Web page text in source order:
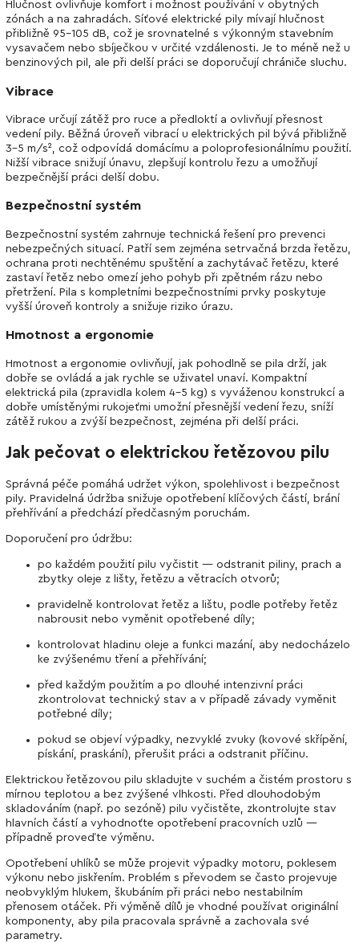
Hlučnost ovlivňuje komfort i možnost používání v obytných
zónách a na zahradách. Síťové elektrické pily mívají hlučnost
přibližně 95–105 dB, což je srovnatelné s výkonným stavebním
vysavačem nebo sbíječkou v určité vzdálenosti. Je to méně než u
benzinových pil, ale při delší práci se doporučují chrániče sluchu.
Vibrace
Vibrace určují zátěž pro ruce a předloktí a ovlivňují přesnost
vedení pily. Běžná úroveň vibrací u elektrických pil bývá přibližně
3–5 m/s², což odpovídá domácímu a poloprofesionálnímu použití.
Nižší vibrace snižují únavu, zlepšují kontrolu řezu a umožňují
bezpečnější práci delší dobu.
Bezpečnostní systém
Bezpečnostní systém zahrnuje technická řešení pro prevenci
nebezpečných situací. Patří sem zejména setrvačná brzda řetězu,
ochrana proti nechtěnému spuštění a zachytávač řetězu, které
zastaví řetěz nebo omezí jeho pohyb při zpětném rázu nebo
přetržení. Pila s kompletními bezpečnostními prvky poskytuje
vyšší úroveň kontroly a snižuje riziko úrazu.
Hmotnost a ergonomie
Hmotnost a ergonomie ovlivňují, jak pohodlně se pila drží, jak
dobře se ovládá a jak rychle se uživatel unaví. Kompaktní
elektrická pila (zpravidla kolem 4–5 kg) s vyváženou konstrukcí a
dobře umístěnými rukojeťmi umožní přesnější vedení řezu, sníží
zátěž rukou a zvýší bezpečnost, zejména při delší práci.
Jak pečovat o elektrickou řetězovou pilu
Správná péče pomáhá udržet výkon, spolehlivost i bezpečnost
pily. Pravidelná údržba snižuje opotřebení klíčových částí, brání
přehřívání a předchází předčasným poruchám.
Doporučení pro údržbu:
po každém použití pilu vyčistit — odstranit piliny, prach a
zbytky oleje z lišty, řetězu a větracích otvorů;
pravidelně kontrolovat řetěz a lištu, podle potřeby řetěz
nabrousit nebo vyměnit opotřebené díly;
kontrolovat hladinu oleje a funkci mazání, aby nedocházelo
ke zvýšenému tření a přehřívání;
před každým použitím a po dlouhé intenzivní práci
zkontrolovat technický stav a v případě závady vyměnit
potřebné díly;
pokud se objeví výpadky, nezvyklé zvuky (kovové skřípění,
pískání, praskání), přerušit práci a odstranit příčinu.
Elektrickou řetězovou pilu skladujte v suchém a čistém prostoru s
mírnou teplotou a bez zvýšené vlhkosti. Před dlouhodobým
skladováním (např. po sezóně) pilu vyčistěte, zkontrolujte stav
hlavních částí a vyhodnoťte opotřebení pracovních uzlů —
případně proveďte výměnu.
Opotřebení uhlíků se může projevit výpadky motoru, poklesem
výkonu nebo jiskřením. Problém s převodem se často projevuje
neobvyklým hlukem, škubáním při práci nebo nestabilním
přenosem otáček. Při výměně dílů je vhodné používat originální
komponenty, aby pila pracovala správně a zachovala své
parametry.